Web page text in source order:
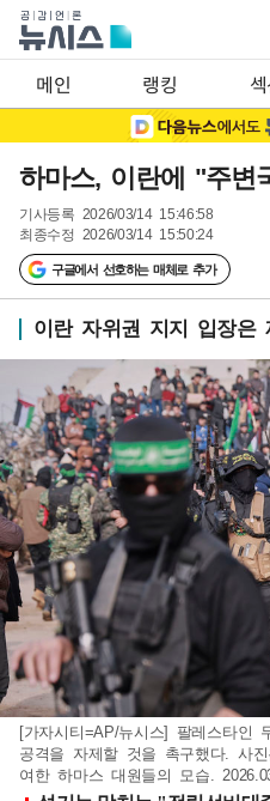
메인 랭킹
하마스, 이란에 "주변
기사등록 2026/03/14 15:46:58
최종수정 2026/03/14 15:50:24
구글에서 선호하는 매체로 추가
이란 자위권 지지 입장은
[가자시티=AP/뉴시스] 팔레스타인
공격을 자제할 것을 촉구했다. 사
여한 하마스 대원들의 모습.